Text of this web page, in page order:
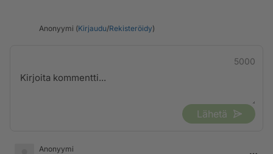
Anonyymi (Kirjaudu/Rekisteröidy)
5000
Lähetä
Anonyymi